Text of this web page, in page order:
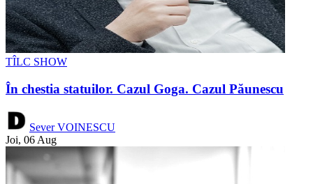
TÎLC SHOW
În chestia statuilor. Cazul Goga. Cazul Păunescu
Sever VOINESCU
Joi, 06 Aug